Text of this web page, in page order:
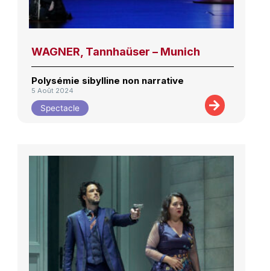
WAGNER, Tannhaüser – Munich
Polysémie sibylline non narrative
5 Août 2024
Spectacle